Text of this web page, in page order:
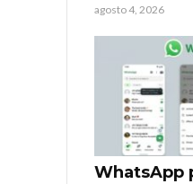
agosto 4, 2026
WhatsApp